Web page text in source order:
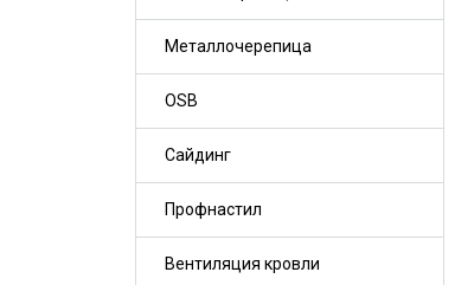
Металлочерепица
OSB
Сайдинг
Профнастил
Вентиляция кровли